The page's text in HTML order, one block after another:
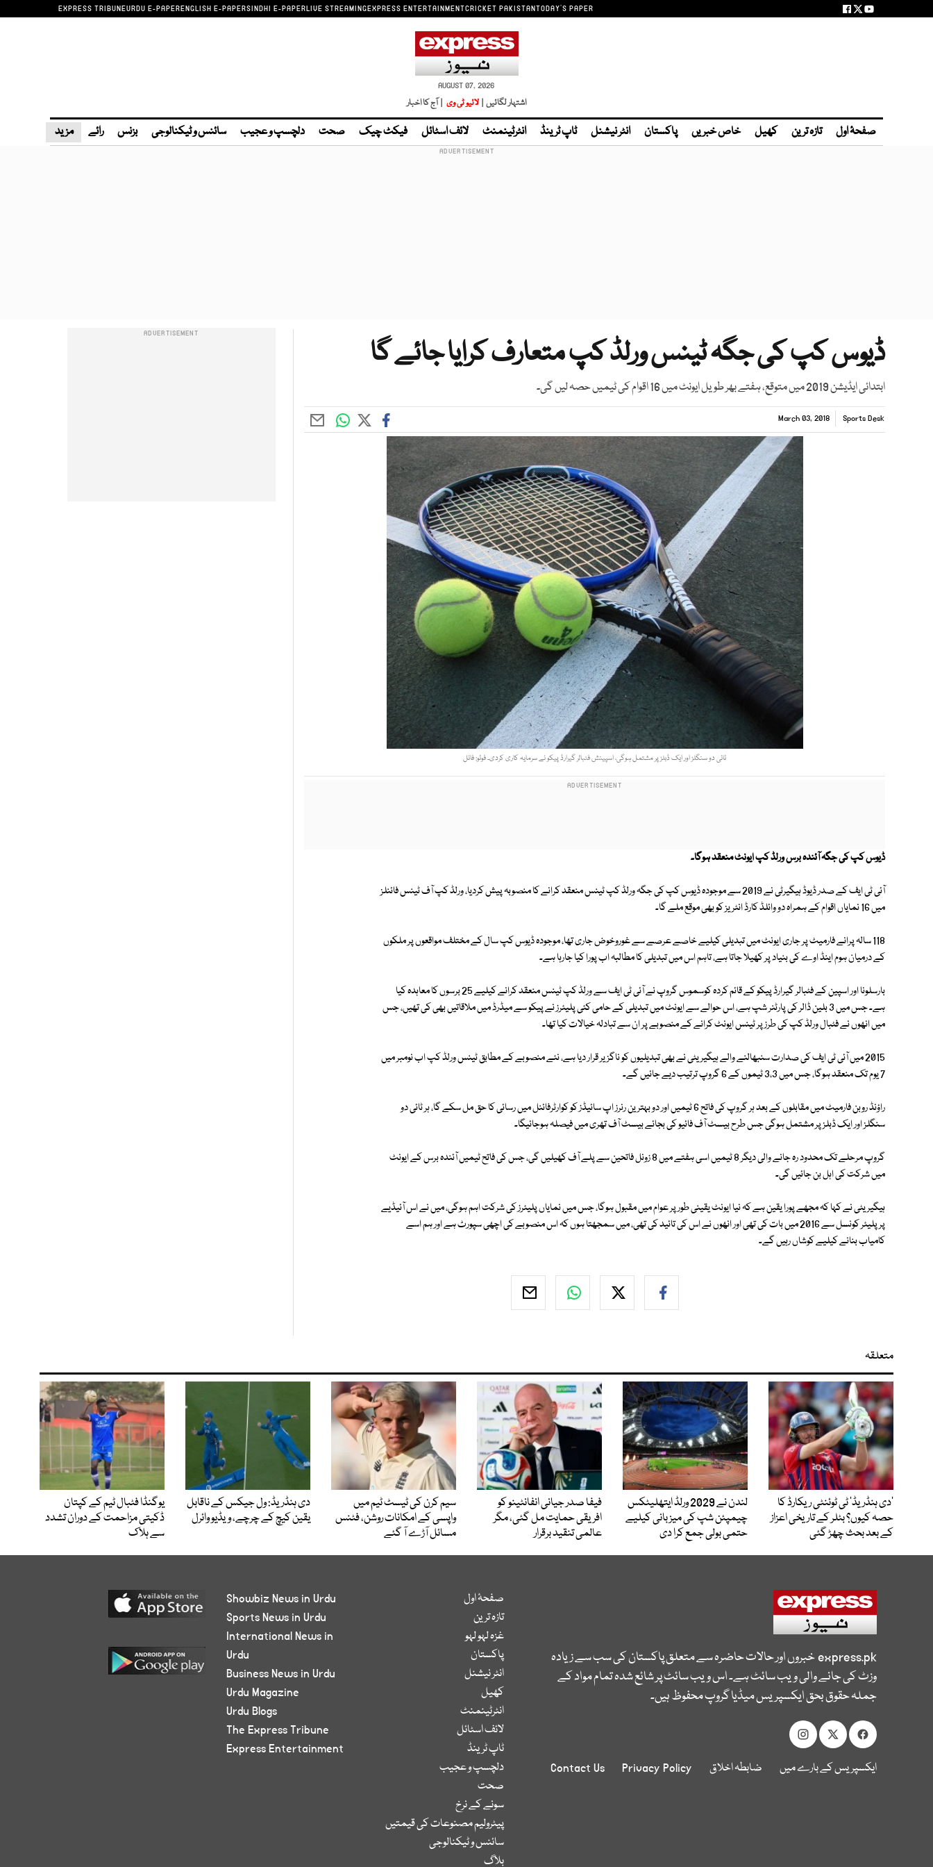
EXPRESS TRIBUNEURDU E-PAPERENGLISH E-PAPERSINDHI E-PAPERLIVE STREAMINGEXPRESS ENTERTAINMENTCRICKET PAKISTANTODAY'S PAPER
AUGUST 07, 2026
اشتہار لگائیں | لائیو ٹی وی | آج کا اخبار
صفحۂ اول تازہ ترین کھیل خاص خبریں پاکستان انٹر نیشنل ٹاپ ٹرینڈ انٹرٹینمنٹ لائف اسٹائل فیکٹ چیک صحت دلچسپ و عجیب سائنس و ٹیکنالوجی بزنس رائے مزید
ڈیوس کپ کی جگہ ٹینس ورلڈ کپ متعارف کرایا جائے گا
ابتدائی ایڈیشن 2019 میں متوقع، ہفتے بھر طویل ایونٹ میں 16 اقوام کی ٹیمیں حصہ لیں گی۔
Sports Desk
March 03, 2018
ٹائی دو سنگلز اور ایک ڈبلز پر مشتمل ہوگی، اسپینش فٹبالر گیرارڈ پیکو نے سرمایہ کاری کردی۔ فوٹو: فائل
ڈیوس کپ کی جگہ آئندہ برس ورلڈ کپ ایونٹ منعقد ہوگا۔
آئی ٹی ایف کے صدر ڈیوڈ ہیگیرٹی نے 2019 سے موجودہ ڈیوس کپ کی جگہ ورلڈ کپ ٹینس منعقد کرانے کا منصوبہ پیش کردیا، ورلڈ کپ آف ٹینس فائنلز
میں 16 نمایاں اقوام کے ہمراہ دو وائلڈ کارڈ انٹریز کو بھی موقع ملے گا۔
118 سالہ پرانے فارمیٹ پر جاری ایونٹ میں تبدیلی کیلیے خاصے عرصے سے غوروخوض جاری تھا، موجودہ ڈیوس کپ سال کے مختلف مواقعوں پر ملکوں
کے درمیان ہوم اینڈ اوے کی بنیاد پر کھیلا جاتا ہے، تاہم اس میں تبدیلی کا مطالبہ اب پورا کیا جارہا ہے۔
بارسلونا اور اسپین کے فٹبالر گیرارڈ پیکو کے قائم کردہ کوسموس گروپ نے آئی ٹی ایف سے ورلڈ کپ ٹینس منعقد کرانے کیلیے 25 برسوں کا معاہدہ کیا
ہے۔ جس میں 3 بلین ڈالر کی پارٹنر شپ ہے، اس حوالے سے ایونٹ میں تبدیلی کے حامی کئی پلیئرز نے پیکو سے میڈرڈ میں ملاقاتیں بھی کی تھیں، جس
میں انھوں نے فٹبال ورلڈ کپ کی طرز پر ٹینس ایونٹ کرانے کے منصوبے پر ان سے تبادلہ خیالات کیا تھا۔
2015 میں آئی ٹی ایف کی صدارت سنبھالنے والے ہیگیریٹی نے بھی تبدیلیوں کو ناگزیر قرار دیا ہے، نئے منصوبے کے مطابق ٹینس ورلڈ کپ اب نومبر میں
7 یوم تک منعقد ہوگا، جس میں 3،3 ٹیموں کے 6 گروپ ترتیب دیے جائیں گے۔
راؤنڈ روبن فارمیٹ میں مقابلوں کے بعد ہر گروپ کی فاتح 6 ٹیمیں اور دو بہترین رنرز اپ سائیڈز کو کوارٹرفائنل میں رسائی کا حق مل سکے گا، ہر ٹائی دو
سنگلز اور ایک ڈبلز پر مشتمل ہوگی جس طرح بیسٹ آف فائیو کی بجائے بیسٹ آف تھری میں فیصلہ ہوجائیگا۔
گروپ مرحلے تک محدود رہ جانے والی دیگر 8 ٹیمیں اسی ہفتے میں 8 زونل فاتحین سے پلے آف کھیلیں گی، جس کی فاتح ٹیمیں آئندہ برس کے ایونٹ
میں شرکت کی اہل بن جائیں گی۔
ہیگیریٹی نے کہا کہ مجھے پورا یقین ہے کہ نیا ایونٹ یقینی طور پر عوام میں مقبول ہوگا، جس میں نمایاں پلیئرز کی شرکت اہم ہوگی، میں نے اس آئیڈیے
پر پلیئر کونسل سے 2016 میں بات کی تھی اور انھوں نے اس کی تائید کی تھی، میں سمجھتا ہوں کہ اس منصوبے کی اچھی سپورٹ ہے اور ہم اسے
کامیاب بنانے کیلیے کوشاں رہیں گے۔
متعلقہ
’دی ہنڈریڈ‘ ٹی ٹوئنٹی ریکارڈ کا
حصہ کیوں؟ بٹلر کے تاریخی اعزاز
کے بعد بحث چھڑ گئی
لندن نے 2029 ورلڈ ایتھلیٹکس
چیمپئن شپ کی میزبانی کیلیے
حتمی بولی جمع کرا دی
فیفا صدر جیانی انفانٹینو کو
افریقی حمایت مل گئی، مگر
عالمی تنقید برقرار
سیم کرن کی ٹیسٹ ٹیم میں
واپسی کے امکانات روشن، فٹنس
مسائل آڑے آ گئے
دی ہنڈریڈ: ول جیکس کے ناقابل
یقین کیچ کے چرچے، ویڈیو وائرل
یوگنڈا فٹبال ٹیم کے کپتان
ڈکیتی مزاحمت کے دوران تشدد
سے ہلاک
express.pkخبروں اور حالات حاضرہ سے متعلق پاکستان کی سب سے زیادہ
وزٹ کی جانے والی ویب سائٹ ہے۔ اس ویب سائٹ پر شائع شدہ تمام مواد کے
جملہ حقوق بحق ایکسپریس میڈیا گروپ محفوظ ہیں۔
ایکسپریس کے بارے میں ضابطہ اخلاق Privacy Policy
Contact Us
صفحۂ اول
تازہ ترین
غزہ لہو لہو
پاکستان
انٹر نیشنل
کھیل
انٹرٹینمنٹ
لائف اسٹائل
ٹاپ ٹرینڈ
دلچسپ و عجیب
صحت
سونے کے نرخ
پیٹرولیم مصنوعات کی قیمتیں
سائنس و ٹیکنالوجی
بلاگ
Showbiz News in Urdu
Sports News in Urdu
International News in
Urdu
Business News in Urdu
Urdu Magazine
Urdu Blogs
The Express Tribune
Express Entertainment